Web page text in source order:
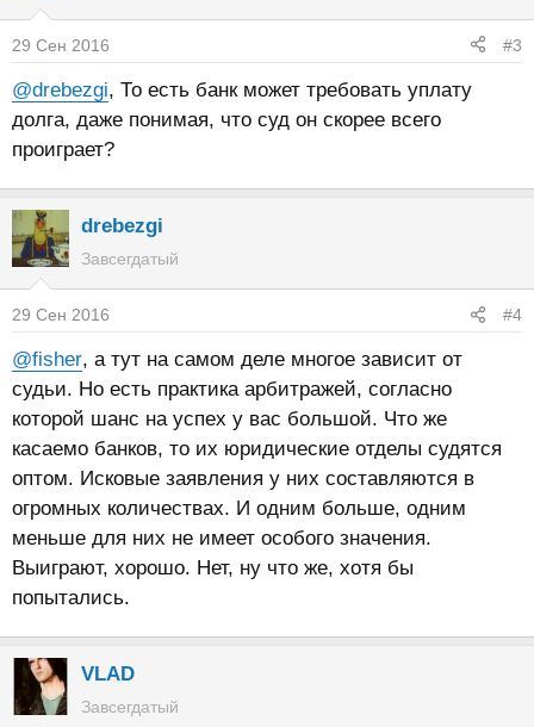
29 Сен 2016 #3
@drebezgi, То есть банк может требовать уплату
долга, даже понимая, что суд он скорее всего
проиграет?
drebezgi
Завсегдатый
29 Сен 2016 #4
@fisher, а тут на самом деле многое зависит от
судьи. Но есть практика арбитражей, согласно
которой шанс на успех у вас большой. Что же
касаемо банков, то их юридические отделы судятся
оптом. Исковые заявления у них составляются в
огромных количествах. И одним больше, одним
меньше для них не имеет особого значения.
Выиграют, хорошо. Нет, ну что же, хотя бы
попытались.
VLAD
Завсегдатый